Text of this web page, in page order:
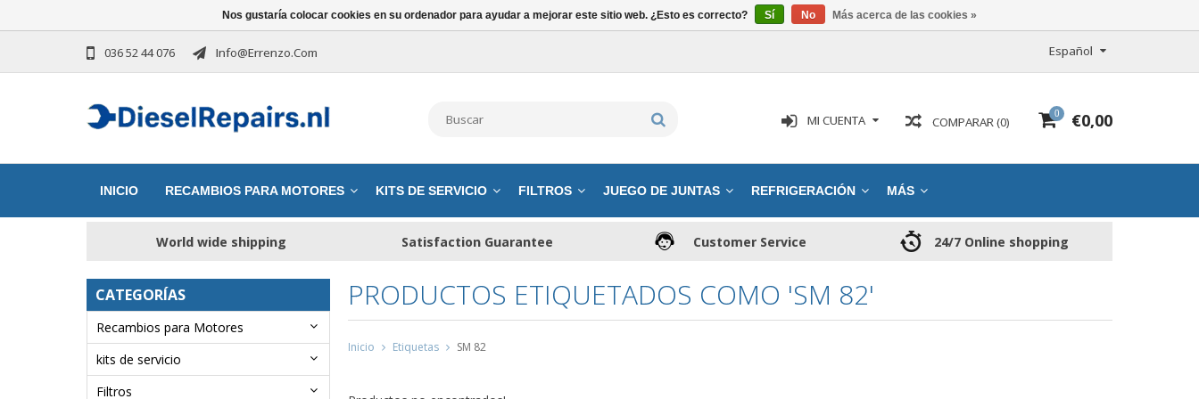
036 52 44 076 Info@errenzo.com Español
0 €0,00
COMPARAR (0)
MI CUENTA
INICIO RECAMBIOS PARA MOTORES KITS DE SERVICIO FILTROS JUEGO DE JUNTAS REFRIGERACIÓN MÁS
World wide shipping Satisfaction Guarantee Customer Service 24/7 Online shopping
CATEGORÍAS
Recambios para Motores
kits de servicio
Filtros
PRODUCTOS ETIQUETADOS COMO 'SM 82'
Inicio Etiquetas SM 82
Nos gustaría colocar cookies en su ordenador para ayudar a mejorar este sitio web. ¿Esto es correcto? Sí No Más acerca de las cookies »